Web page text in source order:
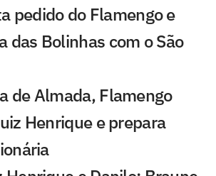
pedido do Flamengo e
das Bolinhas com o São
de Almada, Flamengo
Henrique e prepara